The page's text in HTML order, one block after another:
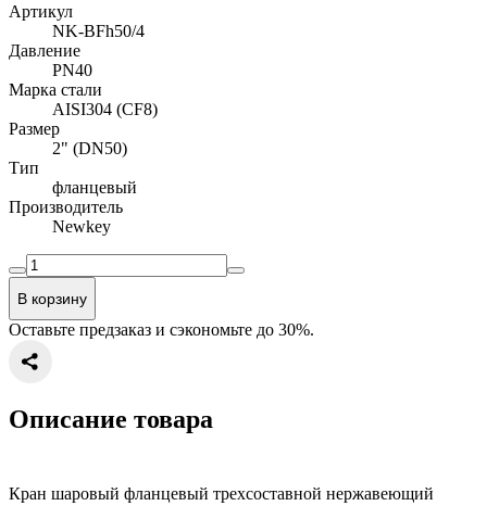
Артикул
NK-BFh50/4
Давление
PN40
Марка стали
AISI304 (CF8)
Размер
2" (DN50)
Тип
фланцевый
Производитель
Newkey
В корзину
Оставьте предзаказ и сэкономьте до 30%.
Описание товара
Кран шаровый фланцевый трехсоставной нержавеющий